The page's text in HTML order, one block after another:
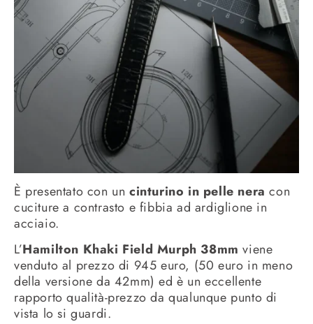
È presentato con un cinturino in pelle nera con
cuciture a contrasto e fibbia ad ardiglione in
acciaio.
L’Hamilton Khaki Field Murph 38mm viene
venduto al prezzo di 945 euro, (50 euro in meno
della versione da 42mm) ed è un eccellente
rapporto qualità-prezzo da qualunque punto di
vista lo si guardi.